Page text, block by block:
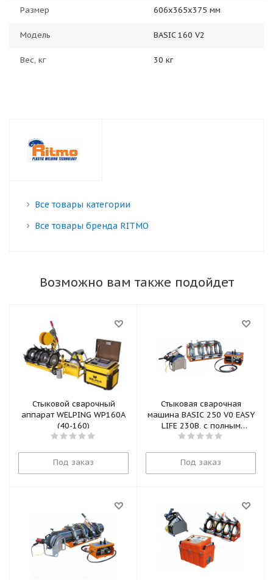
Размер 606x365x375 мм
Модель BASIC 160 V2
Вес, кг 30 кг
Все товары категории
Все товары бренда RITMO
Возможно вам также подойдет
Стыковой сварочный
аппарат WELPING WP160A
(40-160)
Под заказ
Стыковая сварочная
машина BASIC 250 V0 EASY
LIFE 230В, с полным
комплектом вкладышей от
Под заказ